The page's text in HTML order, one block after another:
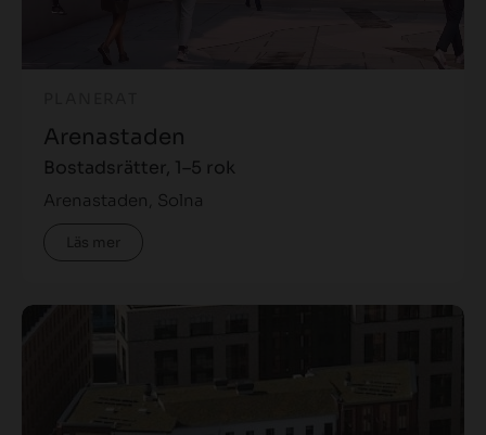
Arenastaden
Bostadsrätter, 1–5 rok
Arenastaden, Solna
Läs mer